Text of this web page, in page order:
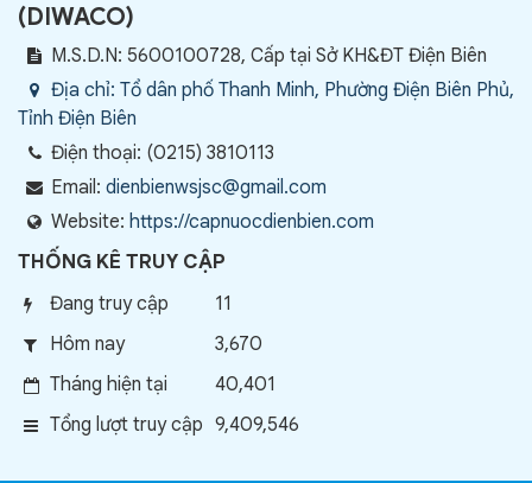
(DIWACO)
M.S.D.N: 5600100728, Cấp tại Sở KH&ĐT Điện Biên
Địa chỉ: Tổ dân phố Thanh Minh, Phường Điện Biên Phủ,
Tỉnh Điện Biên
Điện thoại: (0215) 3810113
Email: dienbienwsjsc@gmail.com
Website: https://capnuocdienbien.com
THỐNG KÊ TRUY CẬP
Đang truy cập
11
Hôm nay
3,670
Tháng hiện tại
40,401
Tổng lượt truy cập 9,409,546